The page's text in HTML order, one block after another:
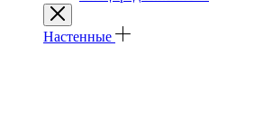
Настенные